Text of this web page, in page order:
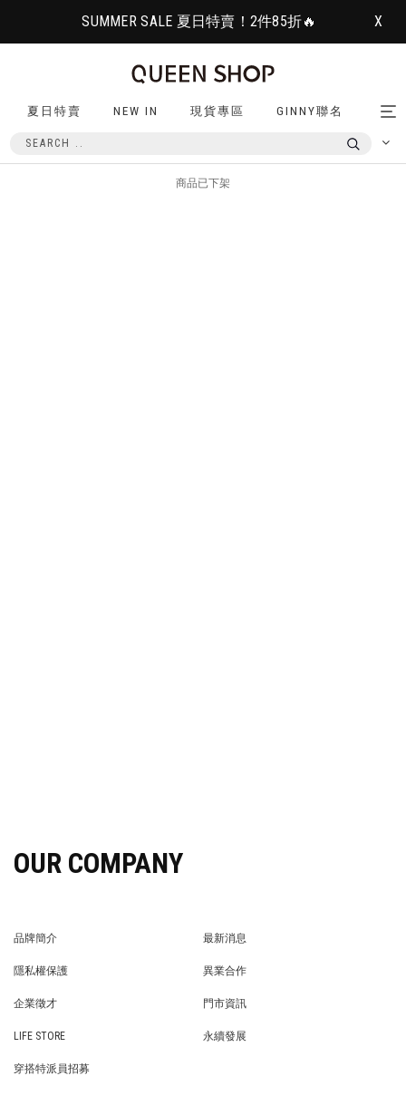
SUMMER SALE 夏日特賣！2件85折🔥 X
夏日特賣 NEW IN 現貨專區 GINNY聯名
商品已下架
OUR COMPANY
品牌簡介
最新消息
隱私權保護
異業合作
企業徵才
門市資訊
LIFE STORE
永續發展
穿搭特派員招募